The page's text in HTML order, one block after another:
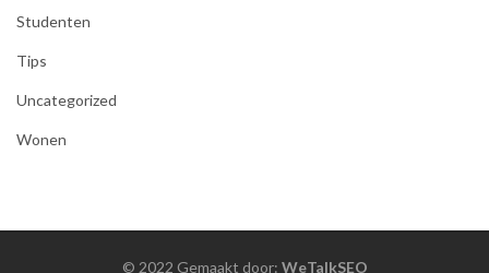
Studenten
Tips
Uncategorized
Wonen
© 2022 Gemaakt door: WeTalkSEO